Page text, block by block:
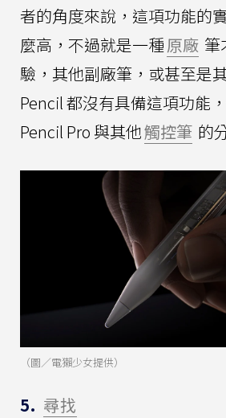
者的角度來說，這項功能的
麼高，不過就是一種原廠 筆
驗，其他副廠筆，或甚至是
Pencil 都沒有具備這項功能
Pencil Pro 與其他觸控筆 的
（圖／電獺少女提供）
5. 尋找